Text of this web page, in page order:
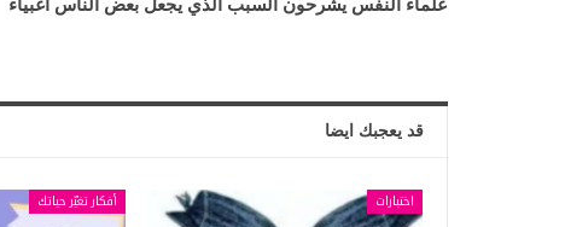
علماء النفس يشرحون السبب الذي يجعل بعض الناس أغبياء
قد يعجبك ايضا
اختبارات أفكار تغيّر حياتك